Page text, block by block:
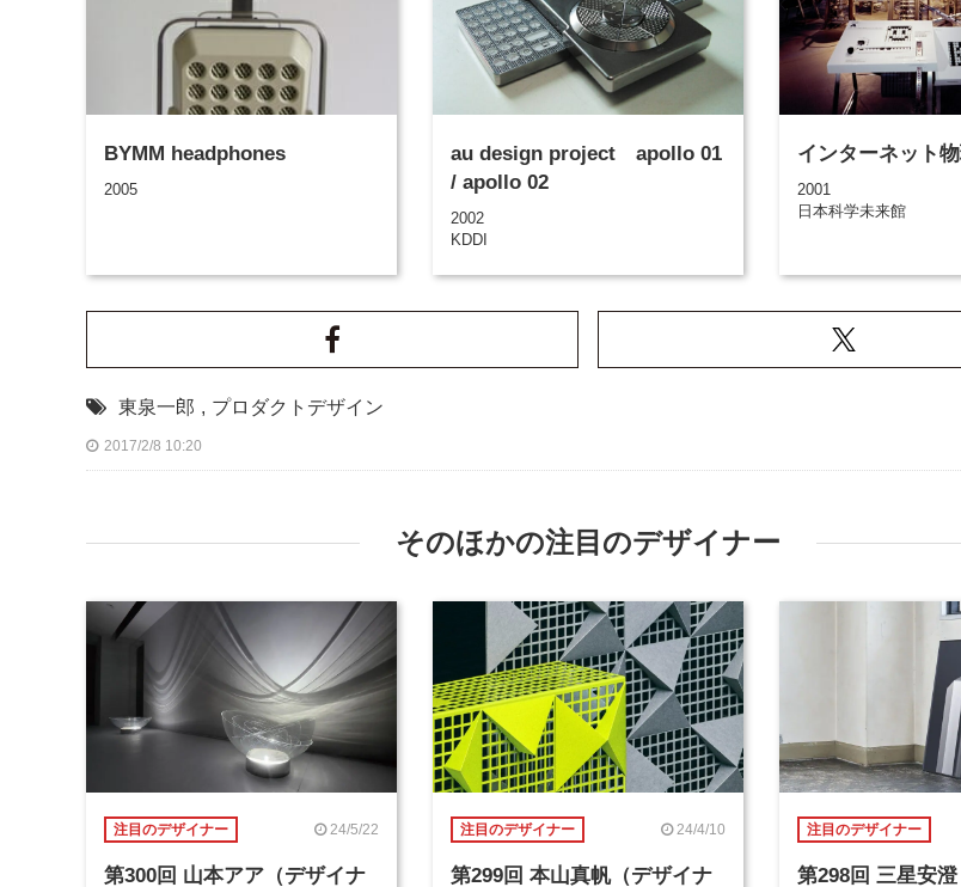
BYMM headphones
2005
au design project apollo 01
/ apollo 02
2002
KDDI
インターネット
2001
日本科学未来館
東泉一郎 , プロダクトデザイン
2017/2/8 10:20
そのほかの注目のデザイナー
注目のデザイナー 24/5/22
第300回 山本アア（デザイナ
注目のデザイナー 24/4/10
第299回 本山真帆（デザイナ
注目のデザイナー
第298回 三星安